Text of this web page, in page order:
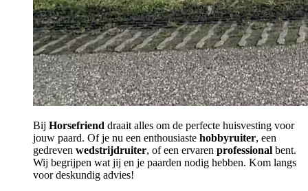
Bij Horsefriend draait alles om de perfecte huisvesting voor
jouw paard. Of je nu een enthousiaste hobbyruiter, een
gedreven wedstrijdruiter, of een ervaren professional bent.
Wij begrijpen wat jij en je paarden nodig hebben. Kom langs
voor deskundig advies!